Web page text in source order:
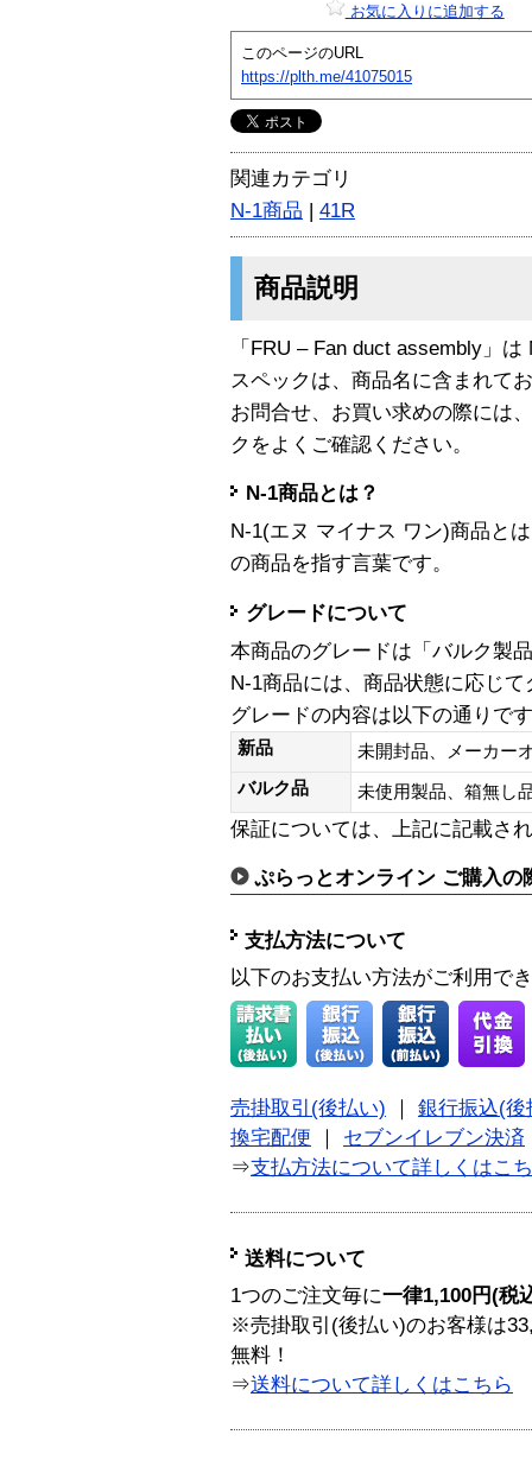
お気に入りに追加する
このページのURL
https://plth.me/41075015
関連カテゴリ
N-1商品 | 41R
商品説明
「FRU – Fan duct assembly」
スペックは、商品名に含まれて
お問合せ、お買い求めの際には
クをよくご確認ください。
N-1商品とは？
N-1(エヌ マイナス ワン)商品と
の商品を指す言葉です。
グレードについて
本商品のグレードは「バルク製
N-1商品には、商品状態に応じ
グレードの内容は以下の通りで
新品
未開封品、メーカー
バルク品
未使用製品、箱無
保証については、上記に記載さ
ぷらっとオンライン ご購入の
支払方法について
以下のお支払い方法がご利用で
売掛取引(後払い)
銀行振込(後
換宅配便
セブンイレブン決済
⇒支払方法について詳しくはこ
送料について
1つのご注文毎に一律1,100円(税
※売掛取引(後払い)のお客様は
無料！
⇒送料について詳しくはこちら